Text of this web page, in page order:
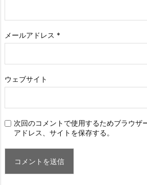
メールアドレス *
ウェブサイト
次回のコメントで使用するためブラウザ
アドレス、サイトを保存する。